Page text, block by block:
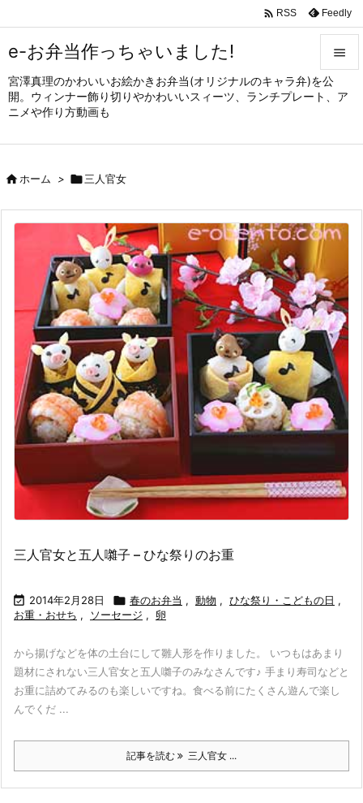
e-お弁当作っちゃいました!
宮澤真理のかわいいお絵かきお弁当(オリジナルのキャラ弁)を公
開。ウィンナー飾り切りやかわいいスィーツ、ランチプレート、ア
ニメや作り方動画も


メニュ
サイド

次へ
 RSS Feedly
ホーム > 三人官女
三人官女と五人囃子 – ひな祭りのお重
 2014年2月28日  春のお弁当 , 動物 , ひな祭り・こどもの日 ,
お重・おせち , ソーセージ , 卵
から揚げなどを体の土台にして雛人形を作りました。 いつもはあまり
題材にされない三人官女と五人囃子のみなさんです♪ 手まり寿司などと
お重に詰めてみるのも楽しいですね。食べる前にたくさん遊んで楽し
んでくだ ...
記事を読む 三人官女 ...